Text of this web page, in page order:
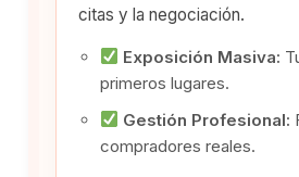
citas y la negociación.
Exposición Masiva:
primeros lugares.
Gestión Profesional:
compradores reales.